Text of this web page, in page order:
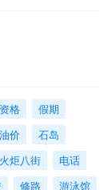
格
假期
油价
石岛
火炬八街
电话
修路 游泳馆